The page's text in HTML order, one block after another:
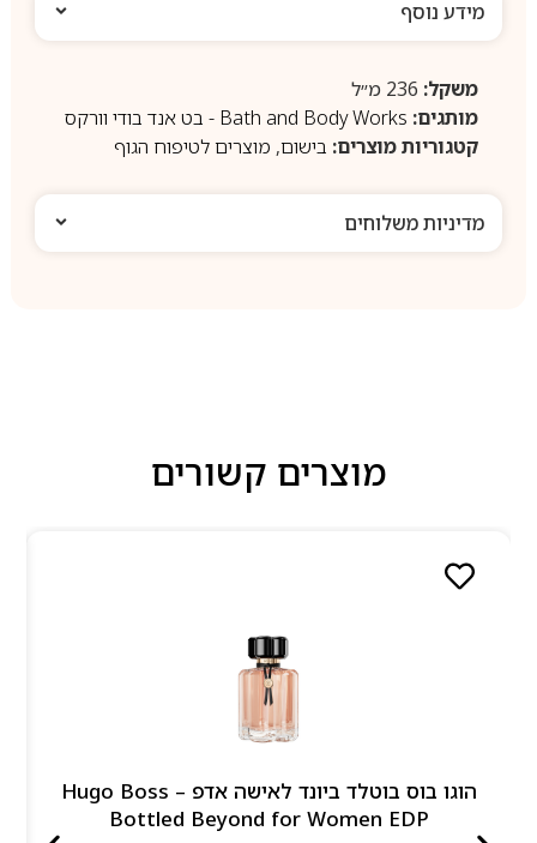
מידע נוסף
משקל:236 מ״ל
מותגים: Bath and Body Works - בט אנד בודי וורקס
קטגוריות מוצרים: בישום, מוצרים לטיפוח הגוף
מדיניות משלוחים
מוצרים קשורים
הוגו בוס בוטלד ביונד לאישה אדפ – Hugo Boss
Bottled Beyond for Women EDP